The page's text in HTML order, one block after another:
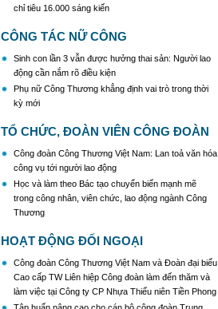
chỉ tiêu 16.000 sáng kiến
CÔNG TÁC NỮ CÔNG
Sinh con lần 3 vẫn được hưởng thai sản: Người lao
động cần nắm rõ điều kiện
Phụ nữ Công Thương khẳng định vai trò trong thời
kỳ mới
TỔ CHỨC, ĐOÀN VIÊN CÔNG ĐOÀN
Công đoàn Công Thương Việt Nam: Lan toả văn hóa
công vụ tới người lao động
Học và làm theo Bác tạo chuyển biến mạnh mẽ
trong công nhân, viên chức, lao động ngành Công
Thương
HOẠT ĐỘNG ĐỐI NGOẠI
Công đoàn Công Thương Việt Nam và Đoàn đại biểu
Cao cấp TW Liên hiệp Công đoàn làm đến thăm và
làm việc tại Công ty CP Nhựa Thiếu niên Tiền Phong